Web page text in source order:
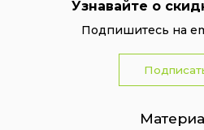
Узнавайте о
Подпишитесь на